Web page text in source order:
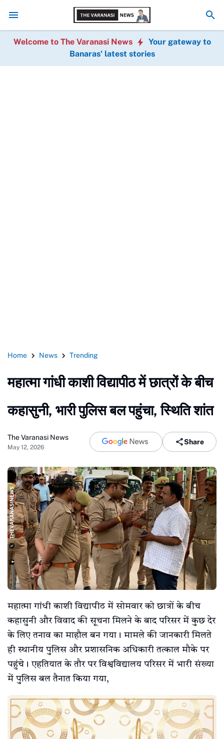
धर्म छिपाकर शादी करने का आरोप, सिगरा थाने में मुकदमा दर्ज; मुख्य
Welcome to The Varanasi News
Your gateway to
Banaras' latest stories
Home News Trending
महात्मा गांधी काशी विद्यापीठ में छात्रों के बीच
कहासुनी, भारी पुलिस बल पहुंचा, स्थिति शांत
The Varanasi News
May 12, 2026
Share
महात्मा गांधी काशी विद्यापीठ में सोमवार को छात्रों के बीच
कहासुनी और विवाद की सूचना मिलने के बाद परिसर में कुछ देर
के लिए तनाव का माहौल बन गया। मामले की जानकारी मिलते
ही स्थानीय पुलिस और प्रशासनिक अधिकारी तत्काल मौके पर
पहुंचे। एहतियात के तौर पर विश्वविद्यालय परिसर में भारी संख्या
में पुलिस बल तैनात किया गया,